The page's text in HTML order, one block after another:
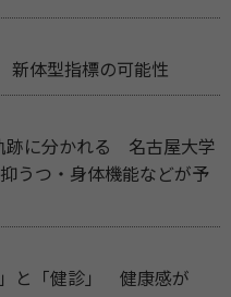
新体型指標の可能性
跡に分かれる 名古屋大学
うつ・身体機能などが予
と「健診」 健康感が